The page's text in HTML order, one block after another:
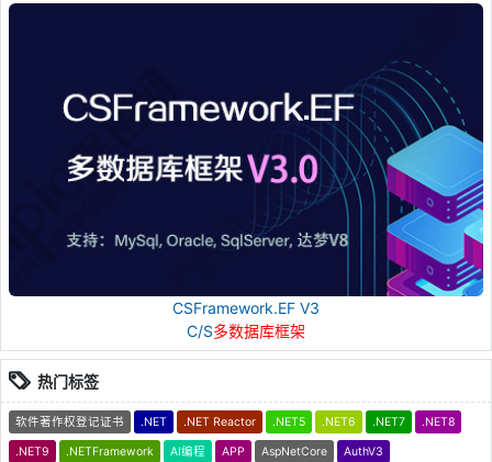
CSFramework.EF V3
C/S多数据库框架
热门标签
软件著作权登记证书 .NET .NET Reactor .NET5 .NET6 .NET7 .NET8
.NET9 .NETFramework AI编程 APP AspNetCore AuthV3